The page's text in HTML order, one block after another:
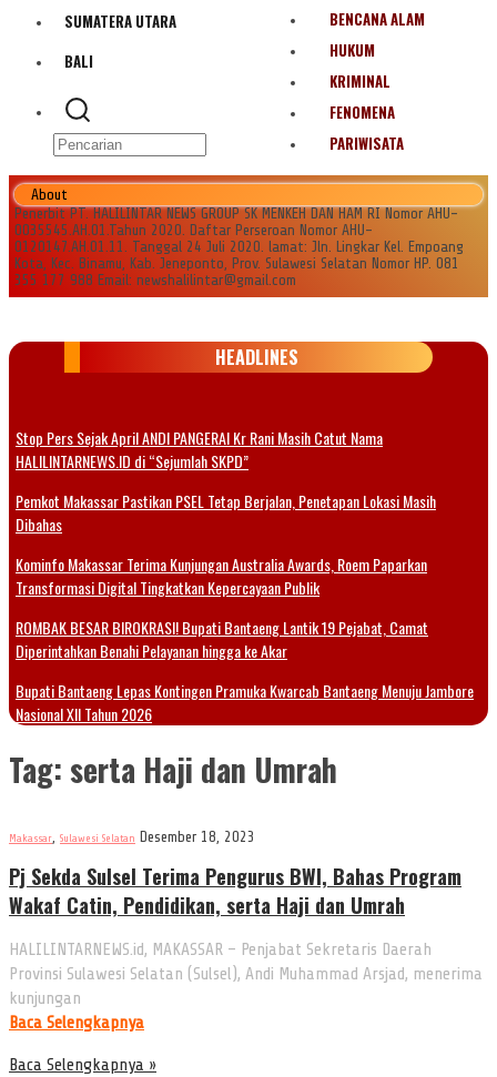
SUMATERA UTARA
BALI
BENCANA ALAM
HUKUM
KRIMINAL
FENOMENA
PARIWISATA
About
Penerbit PT. HALILINTAR NEWS GROUP SK MENKEH DAN HAM RI Nomor AHU-
0035545.AH.01.Tahun 2020. Daftar Perseroan Nomor AHU-
0120147.AH.01.11. Tanggal 24 Juli 2020. lamat: Jln. Lingkar Kel. Empoang
Kota, Kec. Binamu, Kab. Jeneponto, Prov. Sulawesi Selatan Nomor HP. 081
355 177 988 Email: newshalilintar@gmail.com
HEADLINES
Stop Pers Sejak April ANDI PANGERAI Kr Rani Masih Catut Nama
HALILINTARNEWS.ID di “Sejumlah SKPD”
Pemkot Makassar Pastikan PSEL Tetap Berjalan, Penetapan Lokasi Masih
Dibahas
Kominfo Makassar Terima Kunjungan Australia Awards, Roem Paparkan
Transformasi Digital Tingkatkan Kepercayaan Publik
ROMBAK BESAR BIROKRASI! Bupati Bantaeng Lantik 19 Pejabat, Camat
Diperintahkan Benahi Pelayanan hingga ke Akar
Bupati Bantaeng Lepas Kontingen Pramuka Kwarcab Bantaeng Menuju Jambore
Nasional XII Tahun 2026
Tag: serta Haji dan Umrah
Makassar, Sulawesi Selatan Desember 18, 2023
Pj Sekda Sulsel Terima Pengurus BWI, Bahas Program
Wakaf Catin, Pendidikan, serta Haji dan Umrah
HALILINTARNEWS.id, MAKASSAR – Penjabat Sekretaris Daerah
Provinsi Sulawesi Selatan (Sulsel), Andi Muhammad Arsjad, menerima
kunjungan
Baca Selengkapnya
Baca Selengkapnya »